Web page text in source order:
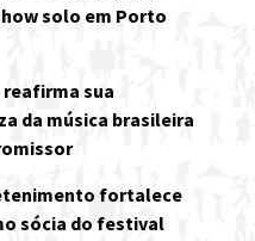
solo em Porto
sua
da música brasileira
fortalece
sócia do festival